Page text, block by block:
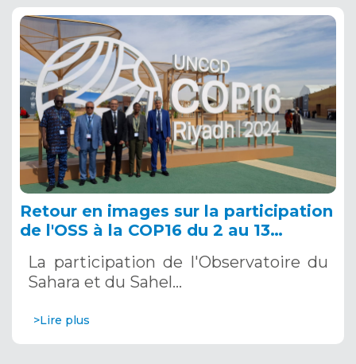
Retour en images sur la participation
de l'OSS à la COP16 du 2 au 13
Saoudite
La participation de l'Observatoire du
Sahara et du Sahel…
>Lire plus